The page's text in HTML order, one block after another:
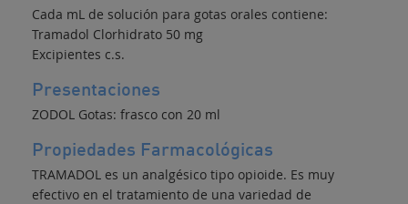
Cada mL de solución para gotas orales contiene:
Tramadol Clorhidrato 50 mg
Excipientes c.s.
Presentaciones
ZODOL Gotas: frasco con 20 ml
Propiedades Farmacológicas
TRAMADOL es un analgésico tipo opioide. Es muy
efectivo en el tratamiento de una variedad de